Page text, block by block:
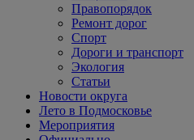
Правопорядок
Ремонт дорог
Спорт
Дороги и транспорт
Экология
Статьи
Новости округа
Лето в Подмосковье
Мероприятия